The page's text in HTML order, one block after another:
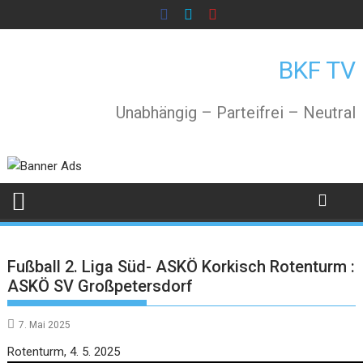
to
BKF TV
Unabhängig – Parteifrei – Neutral
Fußball 2. Liga Süd- ASKÖ Korkisch Rotenturm :
ASKÖ SV Großpetersdorf
7. Mai 2025
Rotenturm, 4. 5. 2025Video